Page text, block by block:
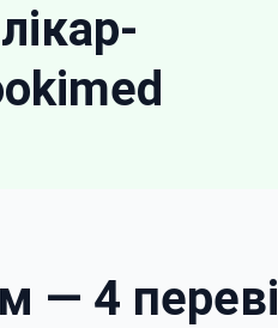
лікар-
— 4